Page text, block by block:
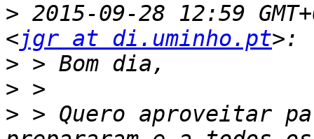
> 2015-09-28 12:59
<jgr at di.uminho.pt
>
>
> > Quero aproveitar